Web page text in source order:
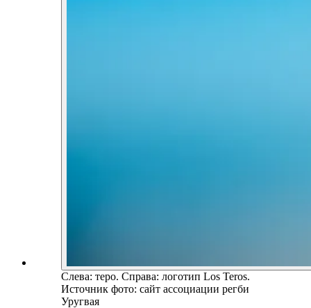
Слева: теро. Справа: логотип Los Teros.
Источник фото: сайт ассоциации регби
Уругвая